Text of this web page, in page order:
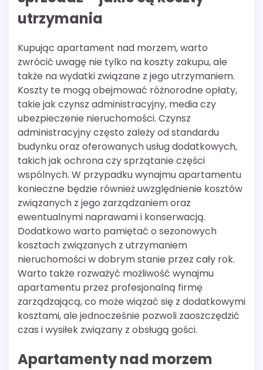
utrzymania
Kupując apartament nad morzem, warto
zwrócić uwagę nie tylko na koszty zakupu, ale
także na wydatki związane z jego utrzymaniem.
Koszty te mogą obejmować różnorodne opłaty,
takie jak czynsz administracyjny, media czy
ubezpieczenie nieruchomości. Czynsz
administracyjny często zależy od standardu
budynku oraz oferowanych usług dodatkowych,
takich jak ochrona czy sprzątanie części
wspólnych. W przypadku wynajmu apartamentu
konieczne będzie również uwzględnienie kosztów
związanych z jego zarządzaniem oraz
ewentualnymi naprawami i konserwacją.
Dodatkowo warto pamiętać o sezonowych
kosztach związanych z utrzymaniem
nieruchomości w dobrym stanie przez cały rok.
Warto także rozważyć możliwość wynajmu
apartamentu przez profesjonalną firmę
zarządzającą, co może wiązać się z dodatkowymi
kosztami, ale jednocześnie pozwoli zaoszczędzić
czas i wysiłek związany z obsługą gości.
Apartamenty nad morzem